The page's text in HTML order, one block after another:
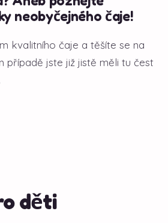
neobyčejného čaje!
kvalitního čaje a těšíte se na
případě jste již jistě měli tu čest
děti